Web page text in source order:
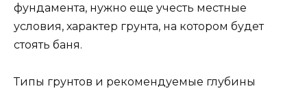
фундамента, нужно еще учесть местные
условия, характер грунта, на котором будет
стоять баня.
Типы грунтов и рекомендуемые глубины